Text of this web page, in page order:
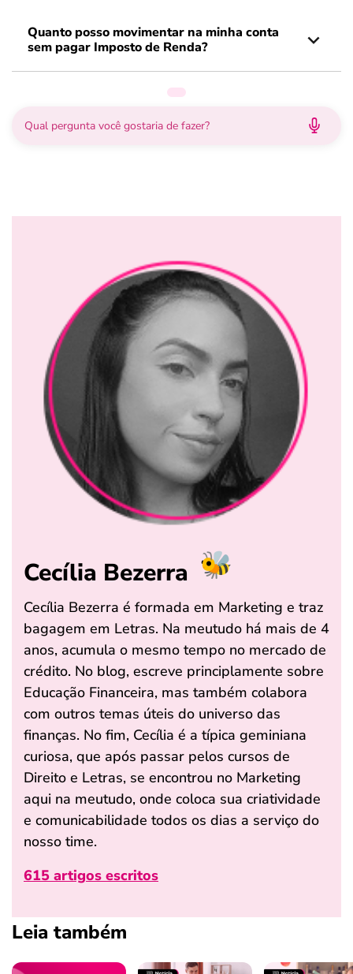
Quanto posso movimentar na minha conta
sem pagar Imposto de Renda?
Cecília Bezerra
Cecília Bezerra é formada em Marketing e traz
bagagem em Letras. Na meutudo há mais de 4
anos, acumula o mesmo tempo no mercado de
crédito. No blog, escreve principlamente sobre
Educação Financeira, mas também colabora
com outros temas úteis do universo das
finanças. No fim, Cecília é a típica geminiana
curiosa, que após passar pelos cursos de
Direito e Letras, se encontrou no Marketing
aqui na meutudo, onde coloca sua criatividade
e comunicabilidade todos os dias a serviço do
nosso time.
615 artigos escritos
Leia também